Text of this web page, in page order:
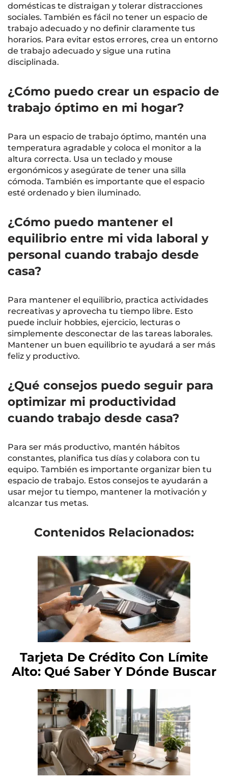
domésticas te distraigan y tolerar distracciones
sociales. También es fácil no tener un espacio de
trabajo adecuado y no definir claramente tus
horarios. Para evitar estos errores, crea un entorno
de trabajo adecuado y sigue una rutina
disciplinada.
¿Cómo puedo crear un espacio de
trabajo óptimo en mi hogar?
Para un espacio de trabajo óptimo, mantén una
temperatura agradable y coloca el monitor a la
altura correcta. Usa un teclado y mouse
ergonómicos y asegúrate de tener una silla
cómoda. También es importante que el espacio
esté ordenado y bien iluminado.
¿Cómo puedo mantener el
equilibrio entre mi vida laboral y
personal cuando trabajo desde
casa?
Para mantener el equilibrio, practica actividades
recreativas y aprovecha tu tiempo libre. Esto
puede incluir hobbies, ejercicio, lecturas o
simplemente desconectar de las tareas laborales.
Mantener un buen equilibrio te ayudará a ser más
feliz y productivo.
¿Qué consejos puedo seguir para
optimizar mi productividad
cuando trabajo desde casa?
Para ser más productivo, mantén hábitos
constantes, planifica tus días y colabora con tu
equipo. También es importante organizar bien tu
espacio de trabajo. Estos consejos te ayudarán a
usar mejor tu tiempo, mantener la motivación y
alcanzar tus metas.
Contenidos Relacionados:
Tarjeta De Crédito Con Límite
Alto: Qué Saber Y Dónde Buscar